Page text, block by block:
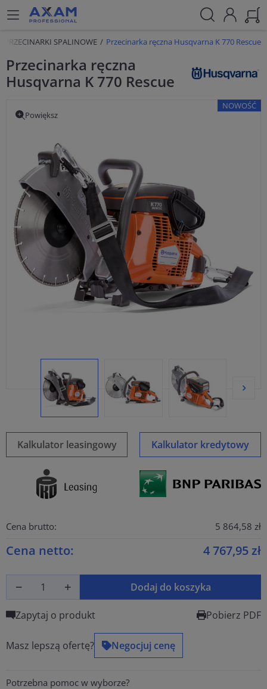
PRZECINARKI SPALINOWE Przecinarka ręczna Husqvarna K 770 Rescue
Przecinarka ręczna
Husqvarna K 770 Rescue
Powiększ
NOWOŚĆ
Kalkulator leasingowy Kalkulator kredytowy
Cena brutto: 5 864,58 zł
Cena netto: 4 767,95 zł
Dodaj do koszyka
Zapytaj o produkt Pobierz PDF
Masz lepszą ofertę? Negocjuj cenę
Potrzebna pomoc w wyborze?